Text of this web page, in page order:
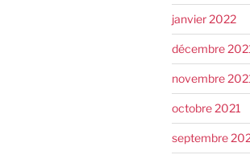
janvier 2022
décembre
novembre
octobre 2021
septembre